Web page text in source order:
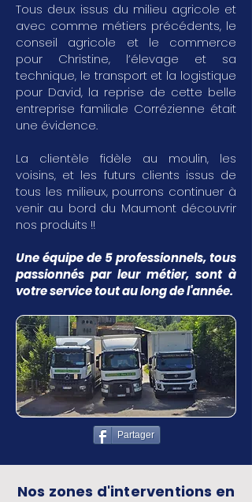
Tous deux issus du milieu agricole et
avec comme métiers précédents, le
conseil agricole et le commerce
pour Christine, l’élevage et sa
technique, le transport et la logistique
pour David, la reprise de cette belle
entreprise familiale Corrézienne était
une évidence.
La clientèle fidèle au moulin, les
voisins, et les futurs clients issus de
tous les milieux, pourrons continuer à
venir au bord du Maumont découvrir
nos produits !!
Une équipe de 5 professionnels, tous
passionnés par leur métier, sont à
votre service tout au long de l'année.
Partager
Nos zones d'interventions en